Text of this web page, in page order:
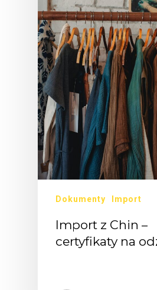
Dokumenty Import
Import z Chin –
certyfikaty na